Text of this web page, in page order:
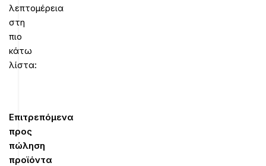
λεπτομέρεια
στη
πιο
κάτω
λίστα:
Επιτρεπόμενα
προς
πώληση
προϊόντα